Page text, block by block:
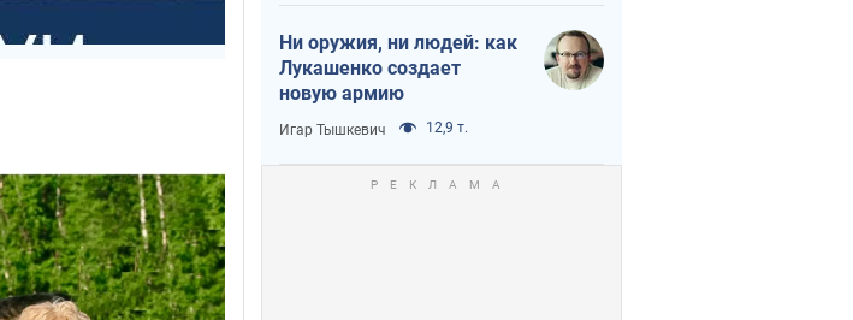
Ни оружия, ни людей: как
Лукашенко создает
новую армию
Игар Тышкевич 12,9 т.